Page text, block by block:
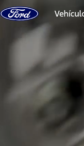
Saltar al contenido